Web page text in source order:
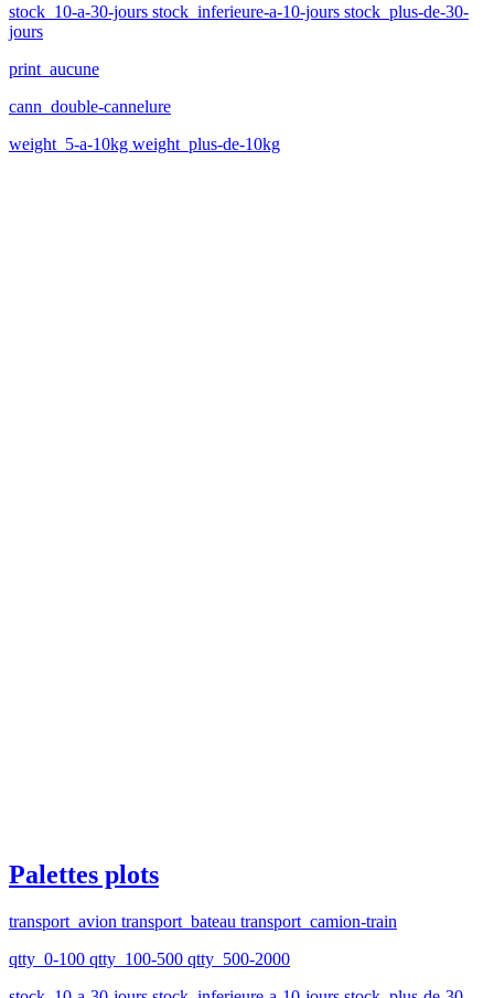
stock_10-a-30-jours stock_inferieure-a-10-jours stock_plus-de-30-
jours
print_aucune
cann_double-cannelure
weight_5-a-10kg weight_plus-de-10kg
Palettes plots
transport_avion transport_bateau transport_camion-train
qtty_0-100 qtty_100-500 qtty_500-2000